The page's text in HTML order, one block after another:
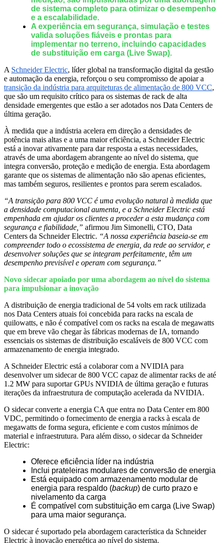
de sistema completo para otimizar o desempenho
e a escalabilidade.
A experiência em segurança, simulação e testes
valida soluções fiáveis e prontas para
implementar no terreno, incluindo capacidades
de substituição em carga (Live Swap).
A Schneider Electric, líder global na transformação digital da gestão
e automação da energia, reforçou o seu compromisso de apoiar a
transição da indústria para arquiteturas de alimentação de 800 VCC,
que são um requisito crítico para os sistemas de rack de alta
densidade emergentes que estão a ser adotados nos Data Centers de
última geração.
À medida que a indústria acelera em direção a densidades de
potência mais altas e a uma maior eficiência, a Schneider Electric
está a inovar ativamente para dar resposta a estas necessidades,
através de uma abordagem abrangente ao nível do sistema, que
integra conversão, proteção e medição de energia. Esta abordagem
garante que os sistemas de alimentação não são apenas eficientes,
mas também seguros, resilientes e prontos para serem escalados.
“A transição para 800 VCC é uma evolução natural à medida que
a densidade computacional aumenta, e a Schneider Electric está
empenhada em ajudar os clientes a proceder a esta mudança com
segurança e fiabilidade,” afirmou Jim Simonelli, CTO, Data
Centers da Schneider Electric. “A nossa experiência baseia-se em
compreender todo o ecossistema de energia, da rede ao servidor, e
desenvolver soluções que se integram perfeitamente, têm um
desempenho previsível e operam com segurança.”
Novo sidecar apoiado por uma abordagem ao nível do sistema
para impulsionar a inovação
A distribuição de energia tradicional de 54 volts em rack utilizada
nos Data Centers atuais foi concebida para racks na escala de
quilowatts, e não é compatível com os racks na escala de megawatts
que em breve vão chegar às fábricas modernas de IA, tornando
essenciais os sistemas de distribuição escaláveis de 800 VCC com
armazenamento de energia integrado.
A Schneider Electric está a colaborar com a NVIDIA para
desenvolver um sidecar de 800 VCC capaz de alimentar racks de até
1.2 MW para suportar GPUs NVIDIA de última geração e futuras
iterações da infraestrutura de computação acelerada da NVIDIA.
O sidecar converte a energia CA que entra no Data Center em 800
VDC, permitindo o fornecimento de energia a racks à escala de
megawatts de forma segura, eficiente e com custos mínimos de
material e infraestrutura. Para além disso, o sidecar da Schneider
Electric:
Oferece eficiência líder na indústria
Inclui prateleiras modulares de conversão de energia
Está equipado com armazenamento modular de
energia para respaldo (backup) de curto prazo e
nivelamento da carga
É compatível com substituição em carga (Live Swap)
para uma maior segurança.
O sidecar é suportado pela abordagem característica da Schneider
Electric à inovação energética ao nível do sistema.